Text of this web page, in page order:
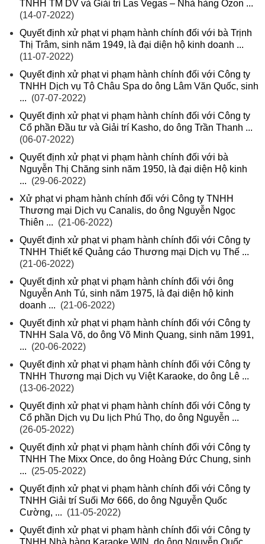
TNHH TM DV và Giải trí Las Vegas – Nhà hàng Ozon ...
(14-07-2022)
Quyết định xử phạt vi phạm hành chính đối với bà Trịnh
Thị Trâm, sinh năm 1949, là đại diện hộ kinh doanh ...
(11-07-2022)
Quyết định xử phạt vi phạm hành chính đối với Công ty
TNHH Dịch vụ Tô Châu Spa do ông Lâm Văn Quốc, sinh
... (07-07-2022)
Quyết định xử phạt vi phạm hành chính đối với Công ty
Cổ phần Đầu tư và Giải trí Kasho, do ông Trần Thanh ...
(06-07-2022)
Quyết định xử phạt vi phạm hành chính đối với bà
Nguyễn Thị Chăng sinh năm 1950, là đại diện Hộ kinh
... (29-06-2022)
Xử phạt vi phạm hành chính đối với Công ty TNHH
Thương mại Dịch vụ Canalis, do ông Nguyễn Ngọc
Thiên ... (21-06-2022)
Quyết định xử phạt vi phạm hành chính đối với Công ty
TNHH Thiết kế Quảng cáo Thương mại Dịch vụ Thế ...
(21-06-2022)
Quyết định xử phạt vi phạm hành chính đối với ông
Nguyễn Anh Tú, sinh năm 1975, là đại diện hộ kinh
doanh ... (21-06-2022)
Quyết định xử phạt vi phạm hành chính đối với Công ty
TNHH Sala Võ, do ông Võ Minh Quang, sinh năm 1991,
... (20-06-2022)
Quyết định xử phạt vi phạm hành chính đối với Công ty
TNHH Thương mại Dịch vụ Việt Karaoke, do ông Lê ...
(13-06-2022)
Quyết định xử phạt vi phạm hành chính đối với Công ty
Cổ phần Dịch vụ Du lịch Phú Thọ, do ông Nguyễn ...
(26-05-2022)
Quyết định xử phạt vi phạm hành chính đối với Công ty
TNHH The Mixx Once, do ông Hoàng Đức Chung, sinh
... (25-05-2022)
Quyết định xử phạt vi phạm hành chính đối với Công ty
TNHH Giải trí Suối Mơ 666, do ông Nguyễn Quốc
Cường, ... (11-05-2022)
Quyết định xử phạt vi phạm hành chính đối với Công ty
TNHH Nhà hàng Karaoke WIN, do ông Nguyễn Quốc